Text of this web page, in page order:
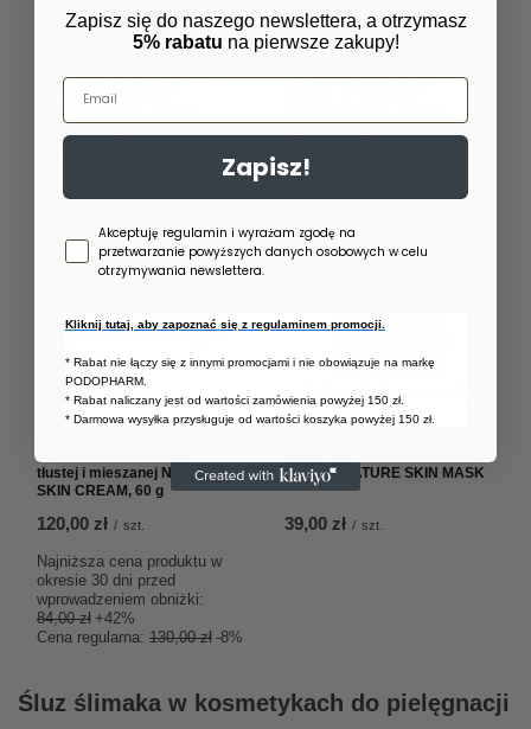
45,00 zł szt.
Najniższa cena produktu w
okresie 30 dni przed
31,50 zł +42%
45,00 zł / szt.
Najniższa cena produktu w
31,50 zł +42%
tłustej i mieszanej NATURE
SKIN CREAM, 60 g
120,00 zł / szt.
Najniższa cena produktu w
okresie 30 dni przed
wprowadzeniem obniżki:
84,00 zł +42%
Cena regularna: 130,00 zł -8%
ślimaka NATURE SKIN MASK
39,00 zł / szt.
Śluz ślimaka w kosmetykach do pielęgnacji
Zapisz się do naszego newslettera, a otrzymasz
5% rabatu na pierwsze zakupy!
Email
Zapisz!
Zgoda newsletter
Akceptuję regulamin i wyrażam zgodę na
przetwarzanie powyższych danych osobowych w celu
otrzymywania newslettera.
Kliknij tutaj, aby zapoznać się z regulaminem promocji.
* Rabat nie łączy się z innymi promocjami i nie obowiązuje na markę
PODOPHARM.
* Rabat naliczany jest od wartości zamówienia powyżej 150 zł.
* Darmowa wysyłka przysługuje od wartości koszyka powyżej 150 zł.